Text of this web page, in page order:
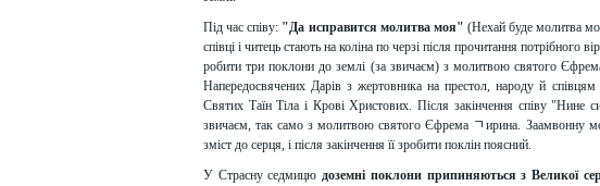
Під час співу: "Да исправится молитва моя" (Нехай буде молитва
співці і читець стають на коліна по черзі після прочитання потрібного
робити три поклони до землі (за звичаєм) з молитвою святого
Напередосвячених Дарів з жертовника на престол, народу й
Святих Таїн Тіла і Крові Христових. Після закінчення співу "Нине
звичаєм, так само з молитвою святого Єфрема ﾡирина. Заамвонну
зміст до серця, і після закінчення її зробити поклін поясний.
У Страсну седмицюдоземні поклони припиняються з Великої